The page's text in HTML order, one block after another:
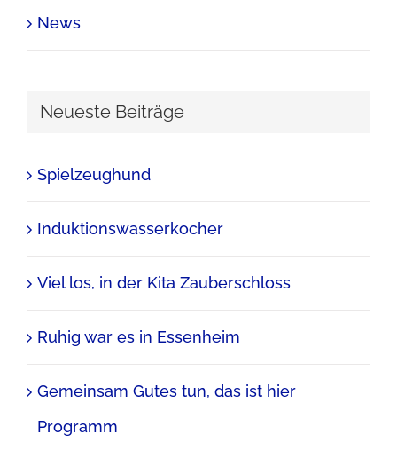
News
Neueste Beiträge
Spielzeughund
Induktionswasserkocher
Viel los, in der Kita Zauberschloss
Ruhig war es in Essenheim
Gemeinsam Gutes tun, das ist hier
Programm